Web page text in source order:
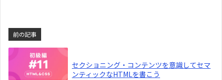
前の記事
セクショニング・コンテンツを意識してセマ
ンティックなHTMLを書こう